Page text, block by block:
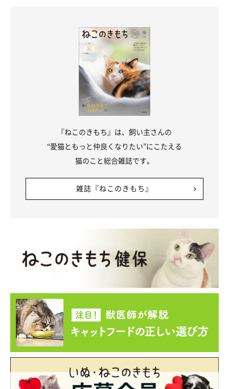
参考・写真／「ねこのきもち」2018年1月号『ぽっかぽかサーモ画像付き 3
ステップで血行促進！冷えとりマッサージ』
す。（1カ所につき約5秒）
『ねこのきもち』は、飼い主さんの
“愛猫ともっと仲良くなりたい”にこたえる
猫のこと総合雑誌です。
雑誌『ねこのきもち』